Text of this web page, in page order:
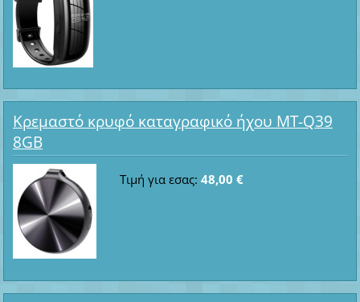
Κρεμαστό κρυφό καταγραφικό ήχου MT-Q39
8GB
Τιμή για εσας: 48,00 €